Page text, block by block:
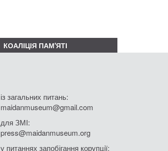
КОАЛІЦІЯ ПАМ'ЯТІ
із загальних питань:
maidanmuseum@gmail.com
для ЗМІ:
press@maidanmuseum.org
у питаннях запобігання корупції: